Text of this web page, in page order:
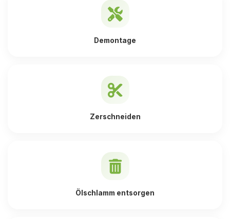
Demontage
Zerschneiden
Ölschlamm entsorgen